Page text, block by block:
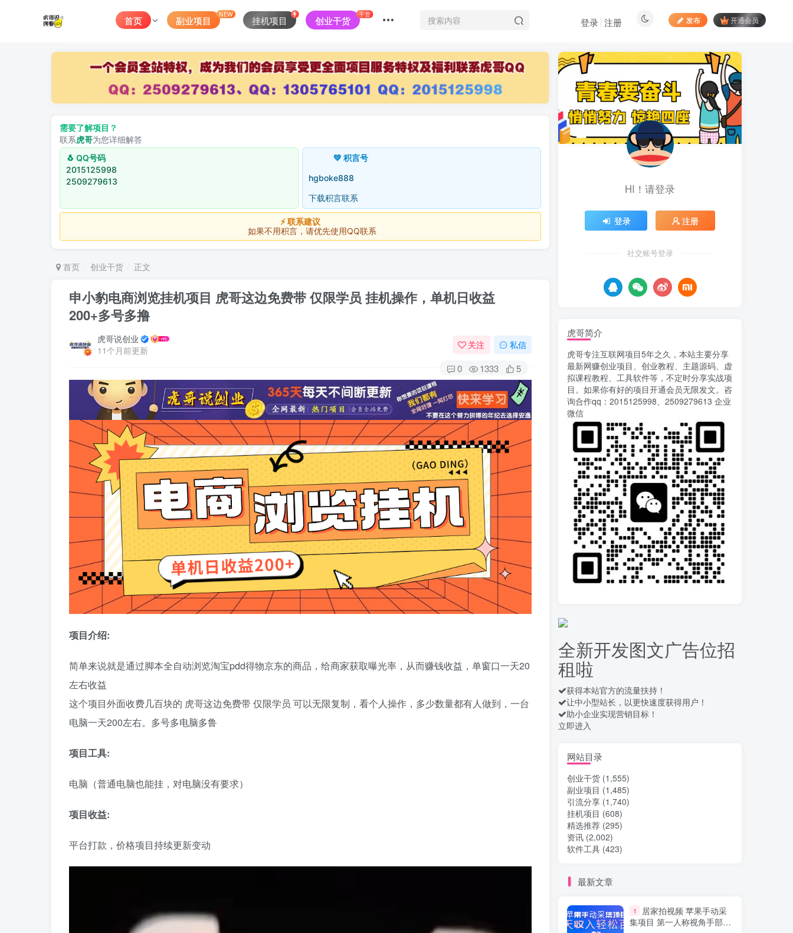
首页 副业项目
NEW
挂机项目 创业干货
干货
发布 开通会员
登录 注册
需要了解项目？
联系虎哥为您详细解答
🐧 QQ号码
2015125998
2509279613
💚 积言号
hgboke888
下载积言联系
⚡ 联系建议
如果不用积言，请优先使用QQ联系
首页 创业干货 正文
申小豹电商浏览挂机项目 虎哥这边免费带 仅限学员 挂机操作，单机日收益
200+多号多撸
虎哥说创业
11个月前更新
关注 私信
0 1333 5
项目介绍:
简单来说就是通过脚本全自动浏览淘宝pdd得物京东的商品，给商家获取曝光率，从而赚钱收益，单窗口一天20
左右收益
这个项目外面收费几百块的 虎哥这边免费带 仅限学员 可以无限复制，看个人操作，多少数量都有人做到，一台
电脑一天200左右。多号多电脑多鲁
项目工具:
电脑（普通电脑也能挂，对电脑没有要求）
项目收益:
平台打款，价格项目持续更新变动
最新文章
1 居家拍视频 苹果手动采
集项目 第一人称视角手部操
作视频采集 一天收入轻松百
元起9小时前 892
2 向日葵拉新接码平台，一
个号码可撸120+，号码多的
翻倍
5天前
最新海外僵尸防御之战游
150+
目，一部手机轻松日赚
载安装app即可获取高额收
益
5
自媒体代发文章项目 一
程托管模式，零成本躺赚
7天前 522
7
Codex自动化运营X，月
入千刀，5000字干货 献给
626
8
运营几年的熊猫平台任务
点赞关注播放收藏任务自动
化项目 单号5-10+收益 可批
量
10天前 749
9 苏宁自动化采集，电脑挂
机项目复活，稳定50+ 可批
量
13天前 903
10
录屏团购商家浏览 每天
可无限做 单条/0.6 一天轻松
几百条 每天日结 多做多得
14天前 652
12 安卓高速自动点击器
工具
13 头条自动化操作发布文
章获取收益 单机单号一天下
热门文章
想做项目可以联系虎哥微信 虎哥一对一
解答并且远程视频教学
TOP1
HI！请登录
登录 注册
社交账号登录
虎哥简介
虎哥专注互联网项目5年之久，本站主要分享
最新网赚创业项目、创业教程、主题源码、虚
拟课程教程、工具软件等，不定时分享实战项
目。如果你有好的项目开通会员无限发文。咨
询合作qq：2015125998、2509279613 企业
微信
全新开发图文广告位招
租啦
获得本站官方的流量扶持！
让中小型站长，以更快速度获得用户！
助小企业实现营销目标！
立即进入
网站目录
创业干货 (1,555)
副业项目 (1,485)
引流分享 (1,740)
挂机项目 (608)
精选推荐 (295)
资讯 (2,002)
软件工具 (423)
最新文章
1
居家拍视频 苹果手动采
集项目 第一人称视角手部操